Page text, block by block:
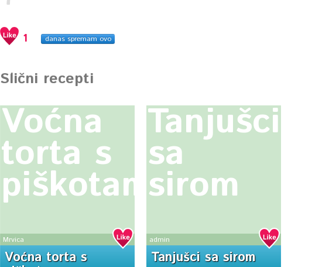
1 danas spremam ovo
Slični recepti
Voćna
torta s
piškotama
Mrvica
Voćna torta s
Tanjušci
sa
sirom
admin
Tanjušci sa sirom